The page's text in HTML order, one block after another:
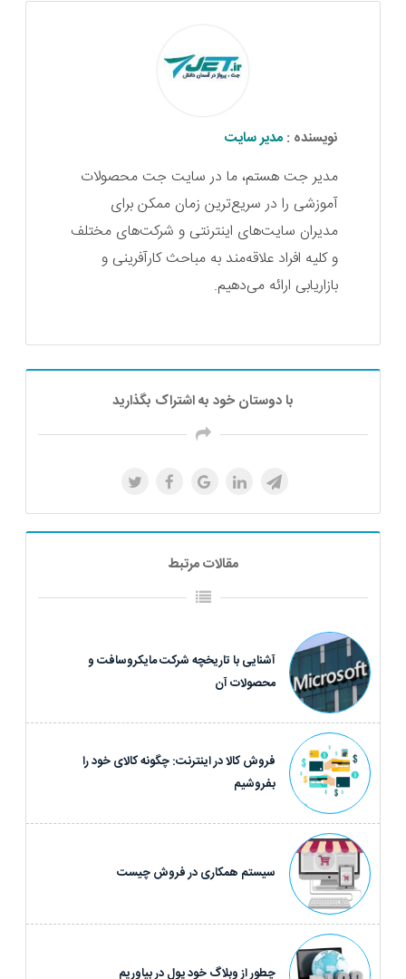
نویسنده :مدیر سایت
مدیر جت هستم، ما در سایت جت محصولات
آموزشی را در سریع‌ترین زمان ممکن برای
مدیران سایت‌های اینترنتی و شرکت‌های مختلف
و کلیه افراد علاقه‌مند به مباحث کارآفرینی و
بازاریابی ارائه می‌دهیم.
با دوستان خود به اشتراک بگذارید
مقالات مرتبط
آشنایی با تاریخچه شرکت مایکروسافت و
محصولات آن
فروش کالا در اینترنت: چگونه کالای خود را
بفروشیم
سیستم همکاری در فروش چیست
چطور از وبلاگ خود پول در بیاوریم